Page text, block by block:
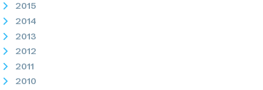
2015
2014
2013
2012
2011
2010